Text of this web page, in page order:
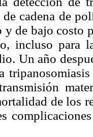
cadena de
y de bajo costo
incluso para
Un año
de los